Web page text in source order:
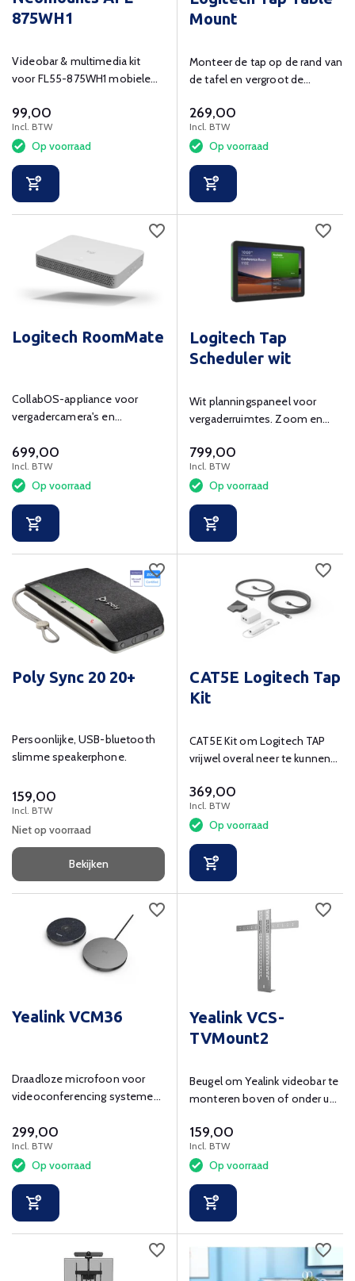
875WH1
Videobar & multimedia kit
voor FL55-875WH1 mobiele
wandsteun
99,00
Incl. BTW
Op voorraad
Mount
Monteer de tap op de rand van
de tafel en vergroot de
269,00
Incl. BTW
Op voorraad
Logitech RoomMate
CollabOS-appliance voor
vergadercamera's en
ruimteoplossingen
699,00
Incl. BTW
Op voorraad
Logitech Tap
Scheduler wit
Wit planningspaneel voor
vergaderruimtes. Zoom en
gecertificeerd.
799,00
Incl. BTW
Op voorraad
Poly Sync 20 20+
Persoonlijke, USB-bluetooth
slimme speakerphone.
159,00
Incl. BTW
Niet op voorraad
Bekijken
CAT5E Logitech Tap
Kit
CAT5E Kit om Logitech TAP
vrijwel overal neer te kunnen
369,00
Incl. BTW
Op voorraad
Yealink VCM36
Draadloze microfoon voor
videoconferencing systemen
299,00
Incl. BTW
Op voorraad
Yealink VCS-
TVMount2
Beugel om Yealink videobar te
monteren boven of onder uw
159,00
Incl. BTW
Op voorraad